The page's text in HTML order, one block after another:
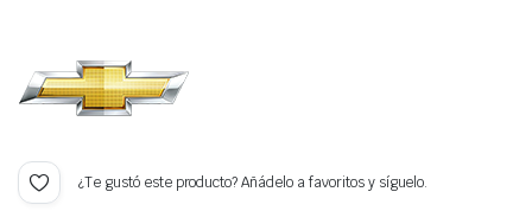
¿Te gustó este producto? Añádelo a favoritos y síguelo.